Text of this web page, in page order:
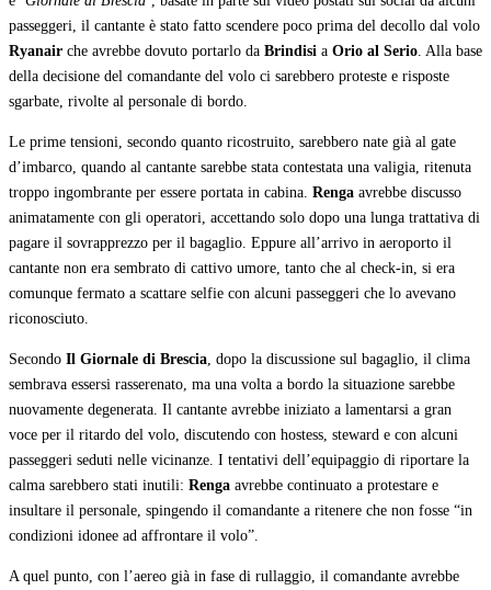
passeggeri, il cantante è stato fatto scendere poco prima del decollo dal volo
Ryanair che avrebbe dovuto portarlo da Brindisi a Orio al Serio. Alla base
della decisione del comandante del volo ci sarebbero proteste e risposte
sgarbate, rivolte al personale di bordo.
Le prime tensioni, secondo quanto ricostruito, sarebbero nate già al gate
d’imbarco, quando al cantante sarebbe stata contestata una valigia, ritenuta
troppo ingombrante per essere portata in cabina. Renga avrebbe discusso
animatamente con gli operatori, accettando solo dopo una lunga trattativa di
pagare il sovrapprezzo per il bagaglio. Eppure all’arrivo in aeroporto il
cantante non era sembrato di cattivo umore, tanto che al check-in, si era
comunque fermato a scattare selfie con alcuni passeggeri che lo avevano
riconosciuto.
Secondo Il Giornale di Brescia, dopo la discussione sul bagaglio, il clima
sembrava essersi rasserenato, ma una volta a bordo la situazione sarebbe
nuovamente degenerata. Il cantante avrebbe iniziato a lamentarsi a gran
voce per il ritardo del volo, discutendo con hostess, steward e con alcuni
passeggeri seduti nelle vicinanze. I tentativi dell’equipaggio di riportare la
calma sarebbero stati inutili: Renga avrebbe continuato a protestare e
insultare il personale, spingendo il comandante a ritenere che non fosse “in
condizioni idonee ad affrontare il volo”.
A quel punto, con l’aereo già in fase di rullaggio, il comandante avrebbe